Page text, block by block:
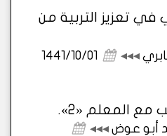
في تعزيز التربية من
◂◂◂
1441/10/01
مع المعلم «2».
أبو عوض ◂◂◂